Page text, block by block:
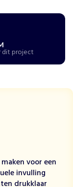
dit project
voor een
invulling
drukklaar